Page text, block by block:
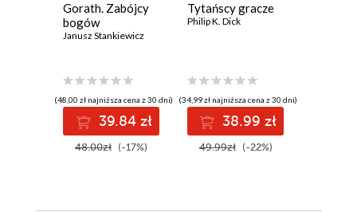
Gorath. Zabójcy
bogów
Janusz Stankiewicz
(48,00 zł najniższa cena z 30 dni)
39.84 zł
48.00zł (-17%)
Tytańscy gracze
Philip K. Dick
(34,99 zł najniższa cena z 30 dni)
38.99 zł
49.99zł (-22%)